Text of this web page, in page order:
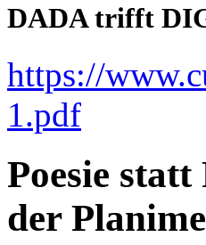
DADA trifft
https://
1.pdf
Poesie
der